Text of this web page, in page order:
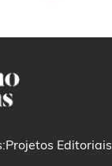
Projetos Editoriais